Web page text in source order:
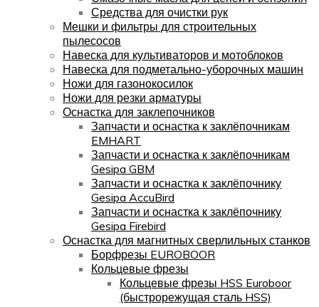
Средства для очистки рук
Мешки и фильтры для строительных
пылесосов
Навеска для культиваторов и мотоблоков
Навеска для подметально-уборочных машин
Ножи для газонокосилок
Ножи для резки арматуры
Оснастка для заклепочников
Запчасти и оснастка к заклёпочникам
EMHART
Запчасти и оснастка к заклёпочникам
Gesipa GBM
Запчасти и оснастка к заклёпочнику
Gesipa AccuBird
Запчасти и оснастка к заклёпочнику
Gesipa Firebird
Оснастка для магнитных сверлильных станков
Борфрезы EUROBOOR
Кольцевые фрезы
Кольцевые фрезы HSS Euroboor
(быстрорежущая сталь HSS)